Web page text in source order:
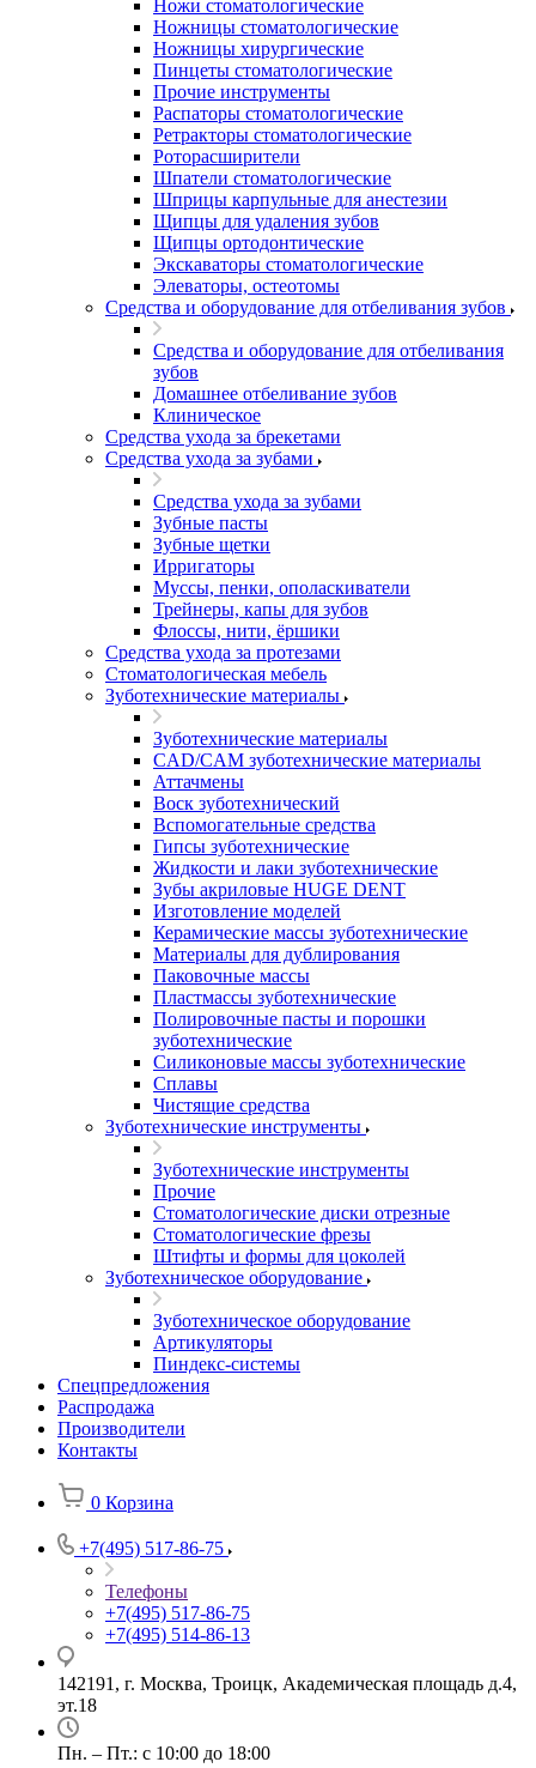
Ножи стоматологические
Ножницы стоматологические
Ножницы хирургические
Пинцеты стоматологические
Прочие инструменты
Распаторы стоматологические
Ретракторы стоматологические
Роторасширители
Шпатели стоматологические
Шприцы карпульные для анестезии
Щипцы для удаления зубов
Щипцы ортодонтические
Экскаваторы стоматологические
Элеваторы, остеотомы
Средства и оборудование для отбеливания зубов
Средства и оборудование для отбеливания
зубов
Домашнее отбеливание зубов
Клиническое
Средства ухода за брекетами
Средства ухода за зубами
Средства ухода за зубами
Зубные пасты
Зубные щетки
Ирригаторы
Муссы, пенки, ополаскиватели
Трейнеры, капы для зубов
Флоссы, нити, ёршики
Средства ухода за протезами
Стоматологическая мебель
Зуботехнические материалы
Зуботехнические материалы
CAD/CAM зуботехнические материалы
Аттачмены
Воск зуботехнический
Вспомогательные средства
Гипсы зуботехнические
Жидкости и лаки зуботехнические
Зубы акриловые HUGE DENT
Изготовление моделей
Керамические массы зуботехнические
Материалы для дублирования
Паковочные массы
Пластмассы зуботехнические
Полировочные пасты и порошки
зуботехнические
Силиконовые массы зуботехнические
Сплавы
Чистящие средства
Зуботехнические инструменты
Зуботехнические инструменты
Прочие
Стоматологические диски отрезные
Стоматологические фрезы
Штифты и формы для цоколей
Зуботехническое оборудование
Зуботехническое оборудование
Артикуляторы
Пиндекс-системы
Спецпредложения
Распродажа
Производители
Контакты
0 Корзина
+7(495) 517-86-75
Телефоны
+7(495) 517-86-75
+7(495) 514-86-13
142191, г. Москва, Троицк, Академическая площадь д.4,
эт.18
Пн. – Пт.: с 10:00 до 18:00